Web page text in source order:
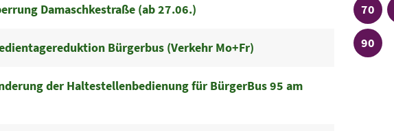
Linie
70
Linie
90
Damaschkestraße (ab 27.06.)
Bürgerbus (Verkehr Mo+Fr)
der Haltestellenbedienung für BürgerBus 95 am